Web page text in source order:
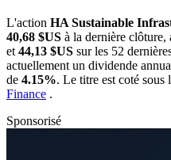
L'action HA Sustainable
40,68 $US à la dernière clôture,
et 44,13 $US sur les 52
actuellement un dividende
de 4.15%. Le titre est coté sous
Finance .
Sponsorisé